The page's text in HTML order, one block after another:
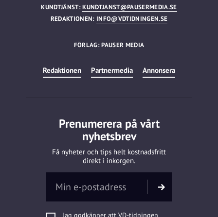
KUNDTJÄNST:KUNDTJANST@PAUSERMEDIA.SE
REDAKTIONEN: INFO@VDTIDNINGEN.SE
FÖRLAG: PAUSER MEDIA
Redaktionen Partnermedia Annonsera
Prenumerera på vårt
nyhetsbrev
Få nyheter och tips helt kostnadsfritt
direkt i inkorgen.
Jag godkänner att VD-tidningen